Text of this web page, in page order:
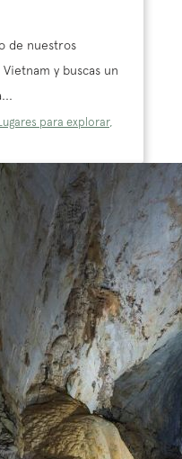
de nuestros
y buscas un
para explorar,